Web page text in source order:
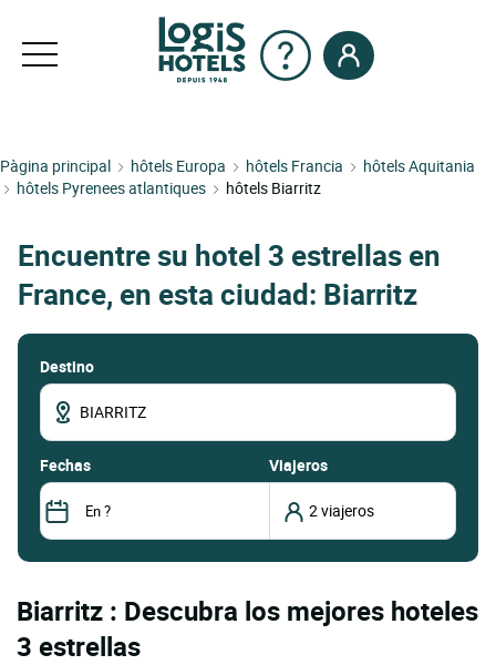
Pàgina principal hôtels Europa hôtels Francia
hôtels Aquitania
hôtels Pyrenees atlantiques
hôtels Biarritz
Encuentre su hotel 3 estrellas en
France, en esta ciudad: Biarritz
Destino
fechas Viajeros
Biarritz : Descubra los mejores hoteles
3 estrellas